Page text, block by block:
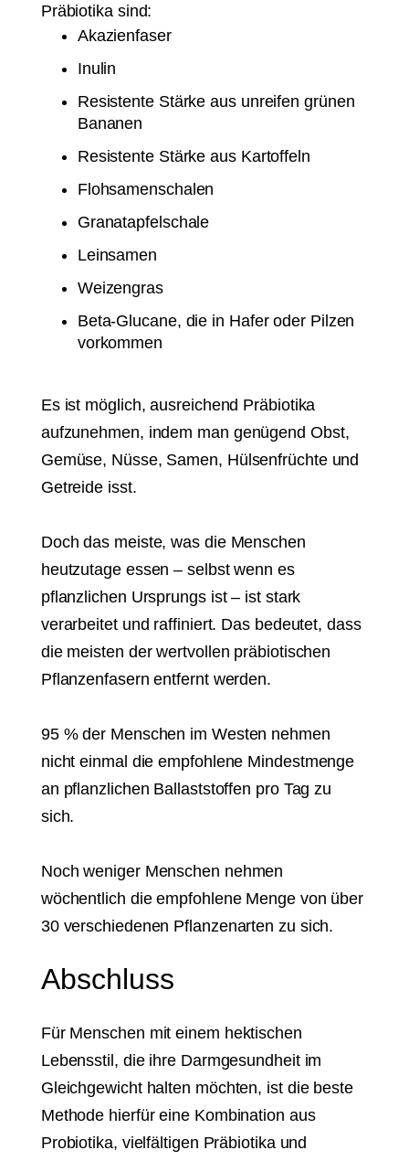
Präbiotika sind:
Akazienfaser
Inulin
Resistente Stärke aus unreifen grünen
Bananen
Resistente Stärke aus Kartoffeln
Flohsamenschalen
Granatapfelschale
Leinsamen
Weizengras
Beta-Glucane, die in Hafer oder Pilzen
vorkommen
Es ist möglich, ausreichend Präbiotika
aufzunehmen, indem man genügend Obst,
Gemüse, Nüsse, Samen, Hülsenfrüchte und
Getreide isst.
Doch das meiste, was die Menschen
heutzutage essen – selbst wenn es
pflanzlichen Ursprungs ist – ist stark
verarbeitet und raffiniert. Das bedeutet, dass
die meisten der wertvollen präbiotischen
Pflanzenfasern entfernt werden.
95 % der Menschen im Westen nehmen
nicht einmal die empfohlene Mindestmenge
an pflanzlichen Ballaststoffen pro Tag zu
sich.
Noch weniger Menschen nehmen
wöchentlich die empfohlene Menge von über
30 verschiedenen Pflanzenarten zu sich.
Abschluss
Für Menschen mit einem hektischen
Lebensstil, die ihre Darmgesundheit im
Gleichgewicht halten möchten, ist die beste
Methode hierfür eine Kombination aus
Probiotika, vielfältigen Präbiotika und